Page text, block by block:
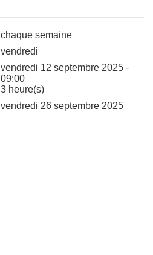
chaque semaine
vendredi
vendredi 12 septembre 2025 -
09:00
3 heure(s)
vendredi 26 septembre 2025